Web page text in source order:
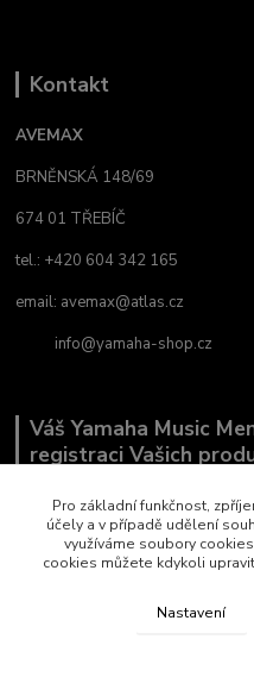
Kontakt
AVEMAX
BRNĚNSKÁ 148/69
674 01 TŘEBÍČ
tel.: +420 604 342 165
email: avemax@atlas.cz
info@yamaha-shop.cz
Váš Yamaha Music
registraci Vašich
co Vás zajímá.
Pro základní funkčnost,
účely a v případě udělení
využíváme soubory
cookies můžete kdykoli
Nastavení